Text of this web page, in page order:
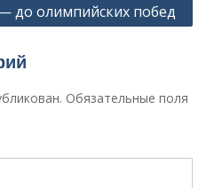
до олимпийских побед
Обязательные поля